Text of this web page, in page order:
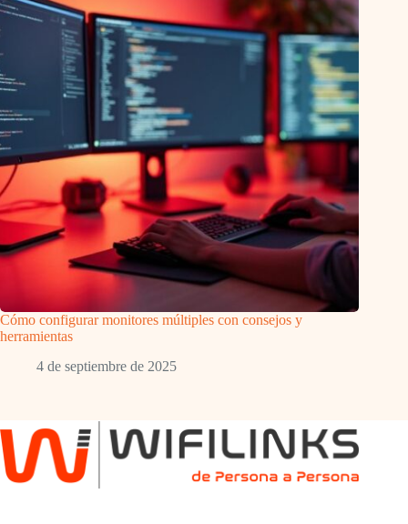
Cómo configurar monitores múltiples con consejos y
herramientas
4 de septiembre de 2025